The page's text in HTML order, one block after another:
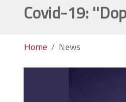
Covid-19:
Home News